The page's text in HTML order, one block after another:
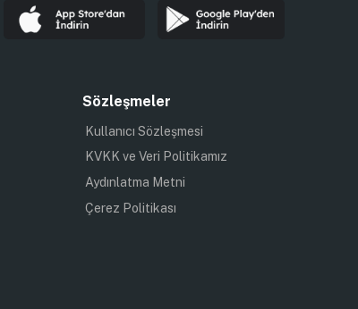
Sözleşmeler
Kullanıcı Sözleşmesi
KVKK ve Veri Politikamız
Aydınlatma Metni
Çerez Politikası